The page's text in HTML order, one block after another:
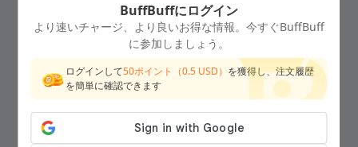
BuffBuffにログイン
より速いチャージ、より良いお得な情報。今すぐBuffBuff
に参加しましょう。
ログインして50ポイント（0.5 USD） を獲得し、注文履歴
を簡単に確認できます